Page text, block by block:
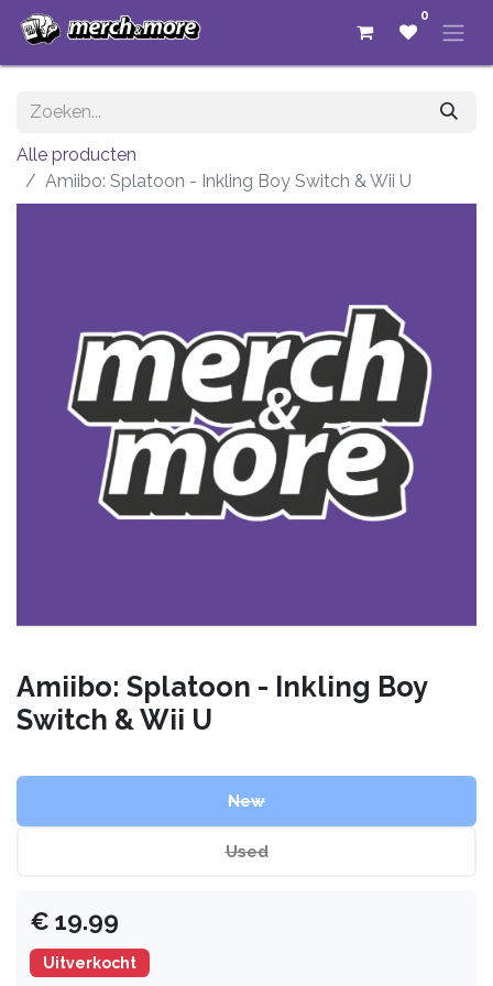
0
Alle producten
Amiibo: Splatoon - Inkling Boy Switch & Wii U
Amiibo: Splatoon - Inkling Boy
Switch & Wii U
New
Used
€ 19.99
Uitverkocht